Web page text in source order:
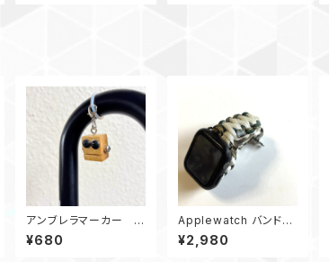
アンブレラマーカー
傘マーカー ロボット0
407黒目2
¥680
Applewatch バンド
アップルウォッチ バンド
44_シャックル_キングコ
¥2,980